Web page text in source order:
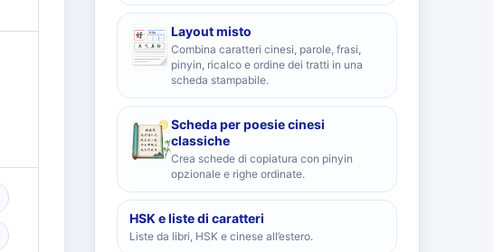
Layout misto
Combina caratteri cinesi, parole, frasi,
pinyin, ricalco e ordine dei tratti in una
scheda stampabile.
Scheda per poesie cinesi
classiche
Crea schede di copiatura con pinyin
opzionale e righe ordinate.
HSK e liste di caratteri
Liste da libri, HSK e cinese all’estero.